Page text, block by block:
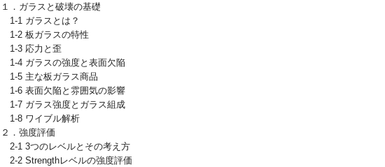
１．ガラスと破壊の基礎
1-1 ガラスとは？
1-2 板ガラスの特性
1-3 応力と歪
1-4 ガラスの強度と表面欠陥
1-5 主な板ガラス商品
1-6 表面欠陥と雰囲気の影響
1-7 ガラス強度とガラス組成
1-8 ワイブル解析
２．強度評価
2-1 3つのレベルとその考え方
2-2 Strengthレベルの強度評価